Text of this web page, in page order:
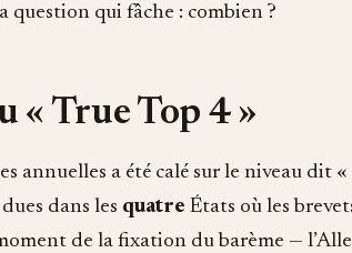
question qui fâche : combien ?
« True Top 4 »
annuelles a été calé sur le niveau dit «
dans les quatre États où les
de la fixation du barème —